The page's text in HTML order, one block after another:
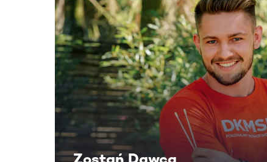
Zostań Dawcą